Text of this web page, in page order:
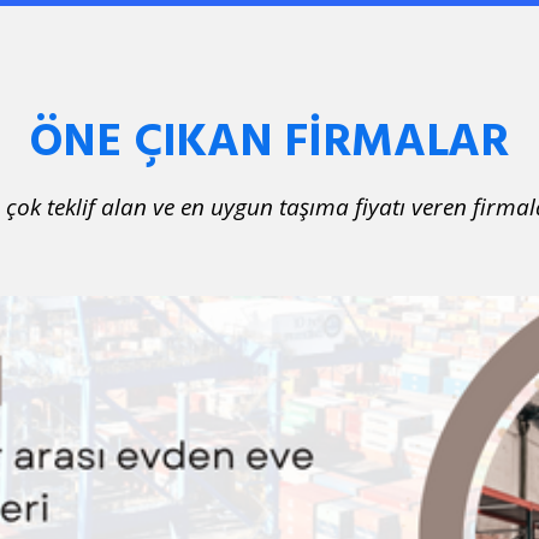
ÖNE ÇIKAN FİRMALAR
çok teklif alan ve en uygun taşıma fiyatı veren